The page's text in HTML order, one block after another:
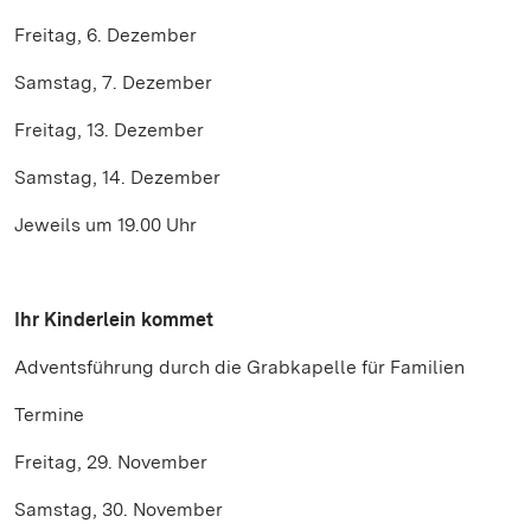
Freitag, 6. Dezember
Samstag, 7. Dezember
Freitag, 13. Dezember
Samstag, 14. Dezember
Jeweils um 19.00 Uhr
Ihr Kinderlein kommet
Adventsführung durch die Grabkapelle für Familien
Termine
Freitag, 29. November
Samstag, 30. November